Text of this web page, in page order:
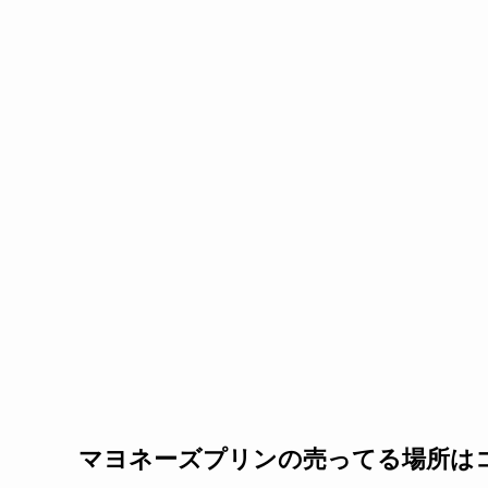
マヨネーズプリンの売ってる場所は